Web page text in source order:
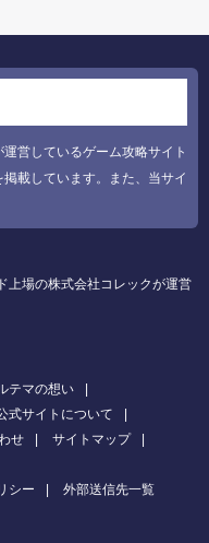
営しているゲーム攻略サイト
載しています。また、当サイ
上場の株式会社コレックが運営
テマの想い
式サイトについて
せ
サイトマップ
シー 外部送信先一覧